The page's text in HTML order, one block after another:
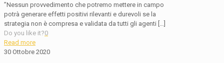
​”Nessun provvedimento che potremo mettere in campo
potrà generare effetti positivi rilevanti e durevoli se la
strategia non è compresa e validata da tutti gli agenti
Do you like it?0
Read more
30 Ottobre 2020